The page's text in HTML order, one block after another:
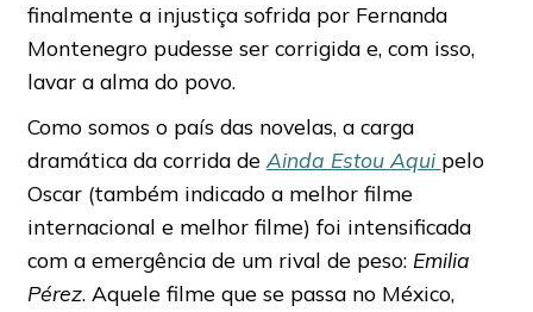
finalmente a injustiça sofrida por Fernanda
Montenegro pudesse ser corrigida e, com isso,
lavar a alma do povo.
Como somos o país das novelas, a carga
dramática da corrida de Ainda Estou Aqui pelo
Oscar (também indicado a melhor filme
internacional e melhor filme) foi intensificada
com a emergência de um rival de peso: Emilia
Pérez. Aquele filme que se passa no México,